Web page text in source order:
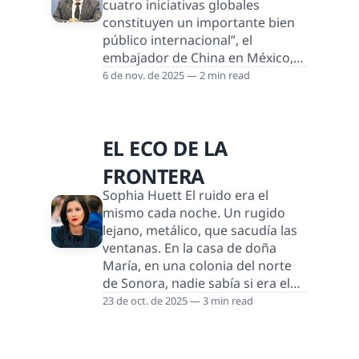
maniobra frente a un Estados
Unidos que parece más react
cuatro iniciativas globales
constituyen un importante bien
público internacional”, el
embajador de China en México,
Chen Daojiang, recordó que la
mundo parece haber olvidado. En
inequidades económicas y
tensiones geopolíticas, el destino
común de la humanidad depende
cada vez más de nuestra
capacidad para producir y p
6 de nov. de 2025 — 2 min read
EL ECO DE LA
FRONTERA
Sophia Huett El ruido era el
mismo cada noche. Un rugido
lejano, metálico, que sacudía las
ventanas. En la casa de doña
María, en una colonia del norte
de Sonora, nadie sabía si era el
tren o los disparos. Su hijo, Luis,
23 de oct. de 2025 — 3 min read